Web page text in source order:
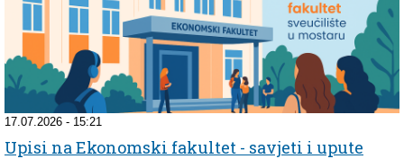
17.07.2026 - 15:21
Upisi na Ekonomski fakultet - savjeti i upute